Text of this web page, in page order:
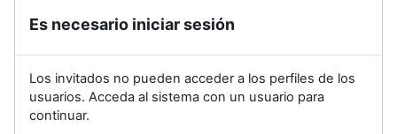
Es necesario iniciar sesión
Los invitados no pueden acceder a los perfiles de los
usuarios. Acceda al sistema con un usuario para
continuar.